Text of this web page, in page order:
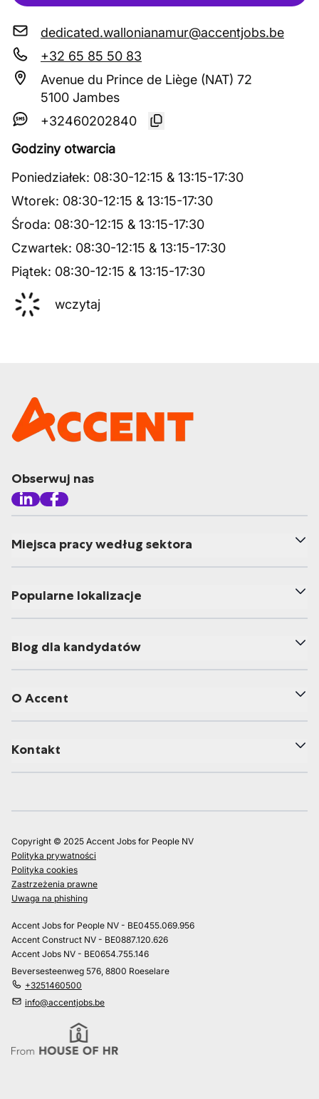
dedicated.wallonianamur@accentjobs.be
+32 65 85 50 83
Avenue du Prince de Liège (NAT) 72
5100 Jambes
+32460202840
Godziny otwarcia
Poniedziałek: 08:30-12:15 & 13:15-17:30
Wtorek: 08:30-12:15 & 13:15-17:30
Środa: 08:30-12:15 & 13:15-17:30
Czwartek: 08:30-12:15 & 13:15-17:30
Piątek: 08:30-12:15 & 13:15-17:30
wczytaj
Obserwuj nas
Miejsca pracy według sektora
Popularne lokalizacje
Blog dla kandydatów
O Accent
Kontakt
Copyright © 2025 Accent Jobs for People NV
Polityka prywatności
Polityka cookies
Zastrzeżenia prawne
Uwaga na phishing
Accent Jobs for People NV - BE0455.069.956
Accent Construct NV - BE0887.120.626
Accent Jobs NV - BE0654.755.146
Beversesteenweg 576, 8800 Roeselare
+3251460500
info@accentjobs.be